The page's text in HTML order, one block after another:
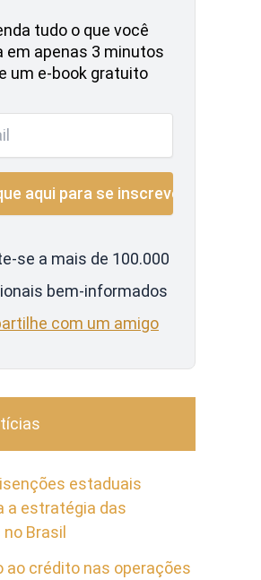
tudo o que você
em apenas 3 minutos
um e-book gratuito
se a mais de 100.000
bem-informados
com um amigo
estaduais
a estratégia das
Brasil
ao crédito nas operações